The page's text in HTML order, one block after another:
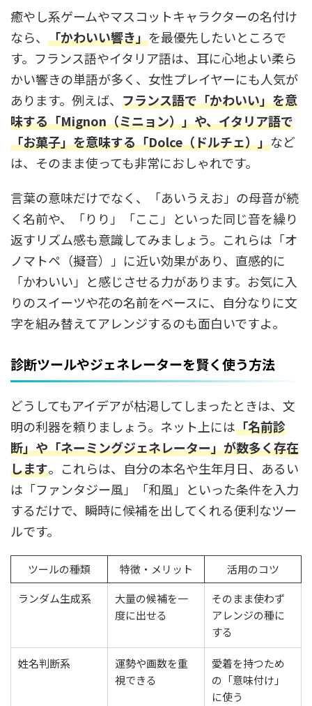
癒やし系ゲームやマスコットキャラクターの名付け
なら、 「かわいい響き」を最優先したいところで
す。フランス語やイタリア語は、耳に心地よい柔ら
かい響きの単語が多く、女性プレイヤーにも人気が
あります。例えば、 フランス語で「かわいい」を意
味する「Mignon（ミニョン）」や、イタリア語で
「お菓子」を意味する「Dolce（ドルチェ）」など
は、そのまま使っても非常におしゃれです。
言葉の意味だけでなく、「あいうえお」の母音が続
く名前や、「りり」「ここ」といった同じ音を繰り
返すリズム感も意識してみましょう。これらは「オ
ノマトペ（擬音）」に近い効果があり、直感的に
「かわいい」と感じさせる力があります。お気に入
りのスイーツや花の名前をベースに、自分なりに文
字を組み替えてアレンジするのも面白いですよ。
診断ツールやジェネレーターを賢く使う方法
どうしてもアイデアが枯渇してしまったときは、文
明の利器を頼りましょう。ネット上には「名前診
断」や「ネーミングジェネレーター」が数多く存在
します。これらは、自分の本名や生年月日、あるい
は「ファンタジー風」「和風」といった条件を入力
するだけで、瞬時に候補を出してくれる便利なツー
ルです。
ツールの種類 特徴・メリット
活用のコツ
ランダム生成系
大量の候補を一
度に出せる
そのまま使わず
アレンジの種に
する
姓名判断系
運勢や画数を重
視できる
愛着を持つため
の「意味付け」
に使う